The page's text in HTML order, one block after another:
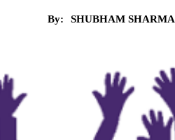
By: SHUBHAM SHARMA